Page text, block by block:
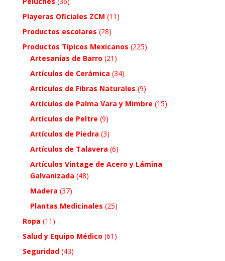
Playeras Oficiales ZCM (11)
Productos escolares (28)
Productos Típicos Mexicanos (225)
Artesanías de Barro (21)
Artículos de Cerámica (34)
Artículos de Fibras Naturales (9)
Artículos de Palma Vara y Mimbre (15)
Artículos de Peltre (9)
Artículos de Piedra (3)
Artículos de Talavera (6)
Artículos Vintage de Acero y Lámina
Galvanizada (48)
Madera (37)
Plantas Medicinales (25)
Ropa (11)
Salud y Equipo Médico (61)
Seguridad (43)